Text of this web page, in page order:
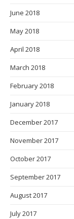
June 2018
May 2018
April 2018
March 2018
February 2018
January 2018
December 2017
November 2017
October 2017
September 2017
August 2017
July 2017